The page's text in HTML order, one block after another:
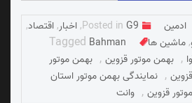
ادمین Posted in G9
,اخبار,اقتصاد,
,ماشین ها
Bahman
, بهمن موتور قزوین , بهمن موتور
قزوین , نمایندگی بهمن موتور استان
قزوین , وانت